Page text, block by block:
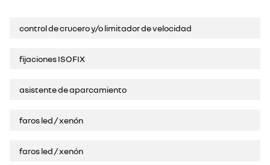
control de crucero y/o limitador de velocidad
fijaciones ISOFIX
asistente de aparcamiento
faros led / xenón
faros led / xenón